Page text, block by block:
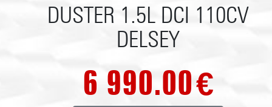
DUSTER 1.5L DCI 110CV
DELSEY
6 990.00€